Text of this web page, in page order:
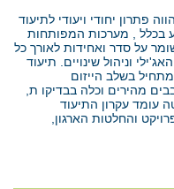
פתרון יחודי ויעודי לתיעוד
בכלל , מערכות המפותחות
על סדר ואחידות לאורך כל
וניהול שינויים. תיעוד
בשלב הייזום
מהירים וכלה בבדיקו ת,
עומד עקרון התיעוד
והחלטות הארגון,